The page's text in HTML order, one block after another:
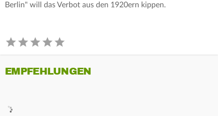
Berlin" will das Verbot aus den 1920ern kippen.
EMPFEHLUNGEN